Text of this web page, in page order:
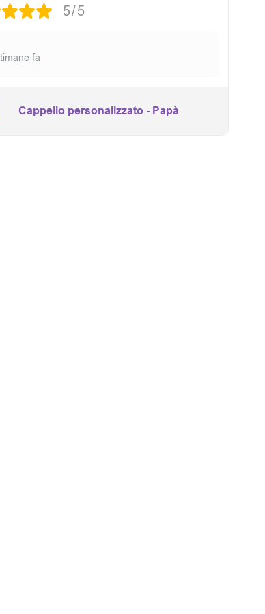
5/5
fa
Cappello personalizzato - Papà